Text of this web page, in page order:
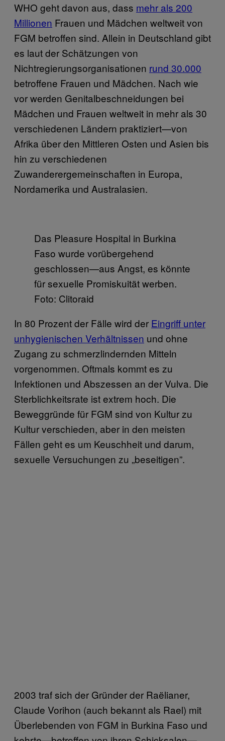
WHO geht davon aus, dass mehr als 200
Millionen Frauen und Mädchen weltweit von
FGM betroffen sind. Allein in Deutschland gibt
es laut der Schätzungen von
Nichtregierungsorganisationen rund 30.000
betroffene Frauen und Mädchen. Nach wie
vor werden Genitalbeschneidungen bei
Mädchen und Frauen weltweit in mehr als 30
verschiedenen Ländern praktiziert—von
Afrika über den Mittleren Osten und Asien bis
hin zu verschiedenen
Zuwanderergemeinschaften in Europa,
Nordamerika und Australasien.
Das Pleasure Hospital in Burkina
Faso wurde vorübergehend
geschlossen—aus Angst, es könnte
für sexuelle Promiskuität werben.
Foto: Clitoraid
In 80 Prozent der Fälle wird der Eingriff unter
unhygienischen Verhältnissen und ohne
Zugang zu schmerzlindernden Mitteln
vorgenommen. Oftmals kommt es zu
Infektionen und Abszessen an der Vulva. Die
Sterblichkeitsrate ist extrem hoch. Die
Beweggründe für FGM sind von Kultur zu
Kultur verschieden, aber in den meisten
Fällen geht es um Keuschheit und darum,
sexuelle Versuchungen zu „beseitigen”.
2003 traf sich der Gründer der Raëlianer,
Claude Vorihon (auch bekannt als Rael) mit
Überlebenden von FGM in Burkina Faso und